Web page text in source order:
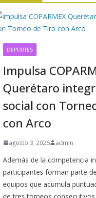
DEPORTES
Impulsa
Querétaro
social con
con Arco
agosto 3, 2026 admin
Además de la competencia
participantes forman parte
equipos que acumula